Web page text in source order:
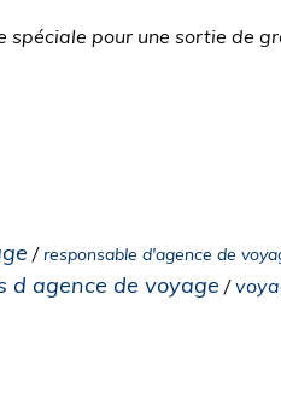
spéciale pour une sortie de
/responsable d'agence de
d agence de voyage /